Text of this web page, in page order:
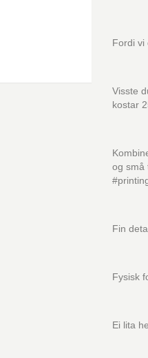
Fordi vi
Visste
kostar
og små
Fin
Fysisk
Ei lita